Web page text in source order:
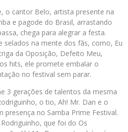
o cantor Belo, artista presente na
e pagode do Brasil, arrastando
chega para alegrar a festa.
selados na mente dos fãs, como, Eu
da Oposição, Defeito Meu,
hits, ele promete embalar o
no festival sem parar.
3 gerações de talentos da mesma
o tio, Ah! Mr. Dan e o
no Samba Prime Festival.
que foi do Os